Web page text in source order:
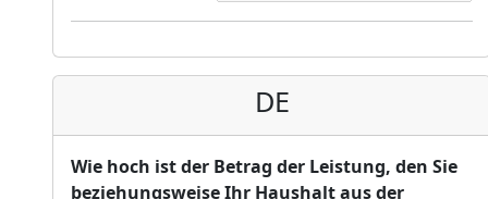
DE
Wie hoch ist der Betrag der Leistung, den Sie
beziehungsweise Ihr Haushalt aus der